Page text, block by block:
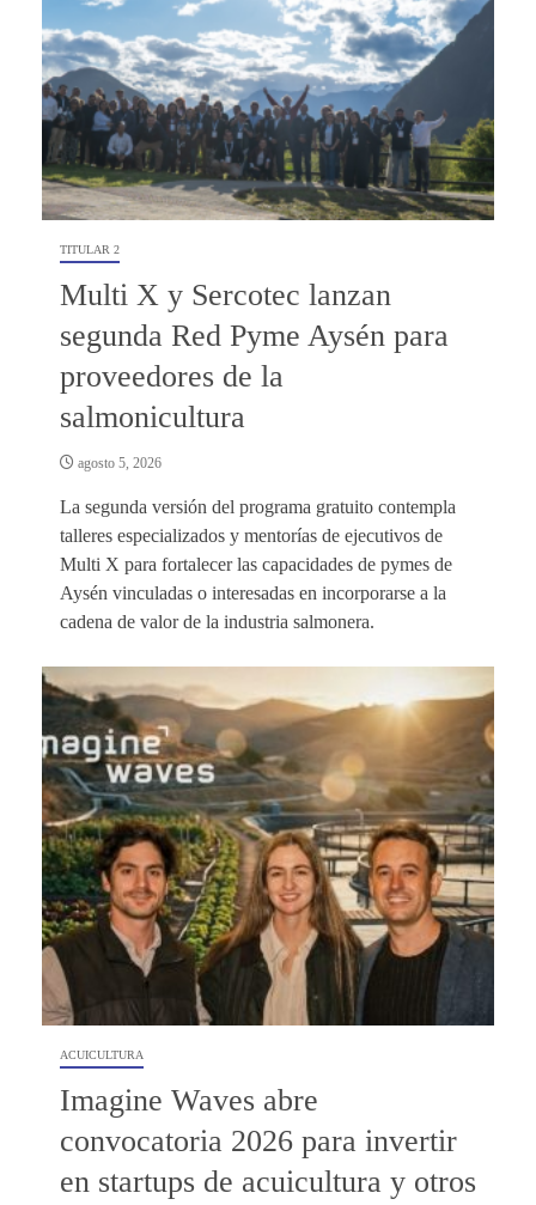
TITULAR 2
Multi X y Sercotec lanzan
segunda Red Pyme Aysén para
proveedores de la
salmonicultura
agosto 5, 2026
La segunda versión del programa gratuito contempla
talleres especializados y mentorías de ejecutivos de
Multi X para fortalecer las capacidades de pymes de
Aysén vinculadas o interesadas en incorporarse a la
cadena de valor de la industria salmonera.
ACUICULTURA
Imagine Waves abre
convocatoria 2026 para invertir
en startups de acuicultura y otros